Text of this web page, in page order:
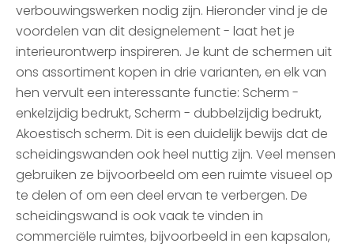
verbouwingswerken nodig zijn. Hieronder vind je de
voordelen van dit designelement - laat het je
interieurontwerp inspireren. Je kunt de schermen uit
ons assortiment kopen in drie varianten, en elk van
hen vervult een interessante functie: Scherm -
enkelzijdig bedrukt, Scherm - dubbelzijdig bedrukt,
Akoestisch scherm. Dit is een duidelijk bewijs dat de
scheidingswanden ook heel nuttig zijn. Veel mensen
gebruiken ze bijvoorbeeld om een ruimte visueel op
te delen of om een deel ervan te verbergen. De
scheidingswand is ook vaak te vinden in
commerciële ruimtes, bijvoorbeeld in een kapsalon,